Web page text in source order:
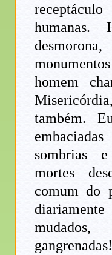
homem
também.
sombrias
mortes
comum do